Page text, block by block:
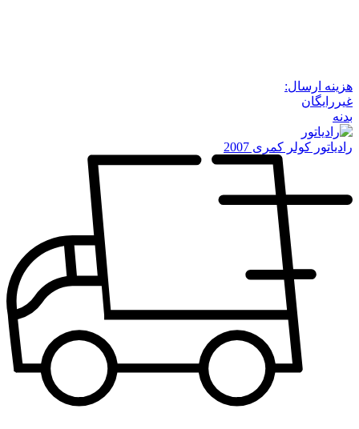
هزینه ارسال:
غیررایگان
بدنه
رادیاتور کولر کمری 2007